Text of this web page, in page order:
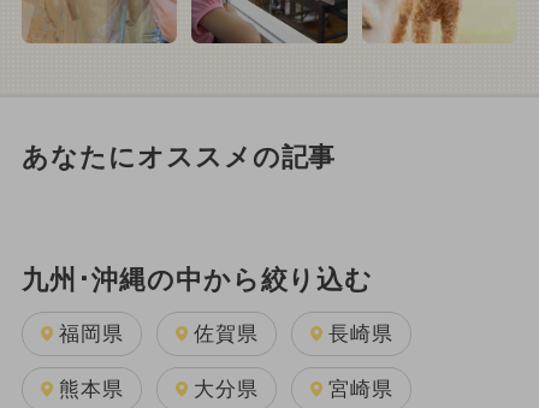
あなたにオススメの記事
九州･沖縄の中から絞り込む
福岡県 佐賀県 長崎県
熊本県 大分県 宮崎県